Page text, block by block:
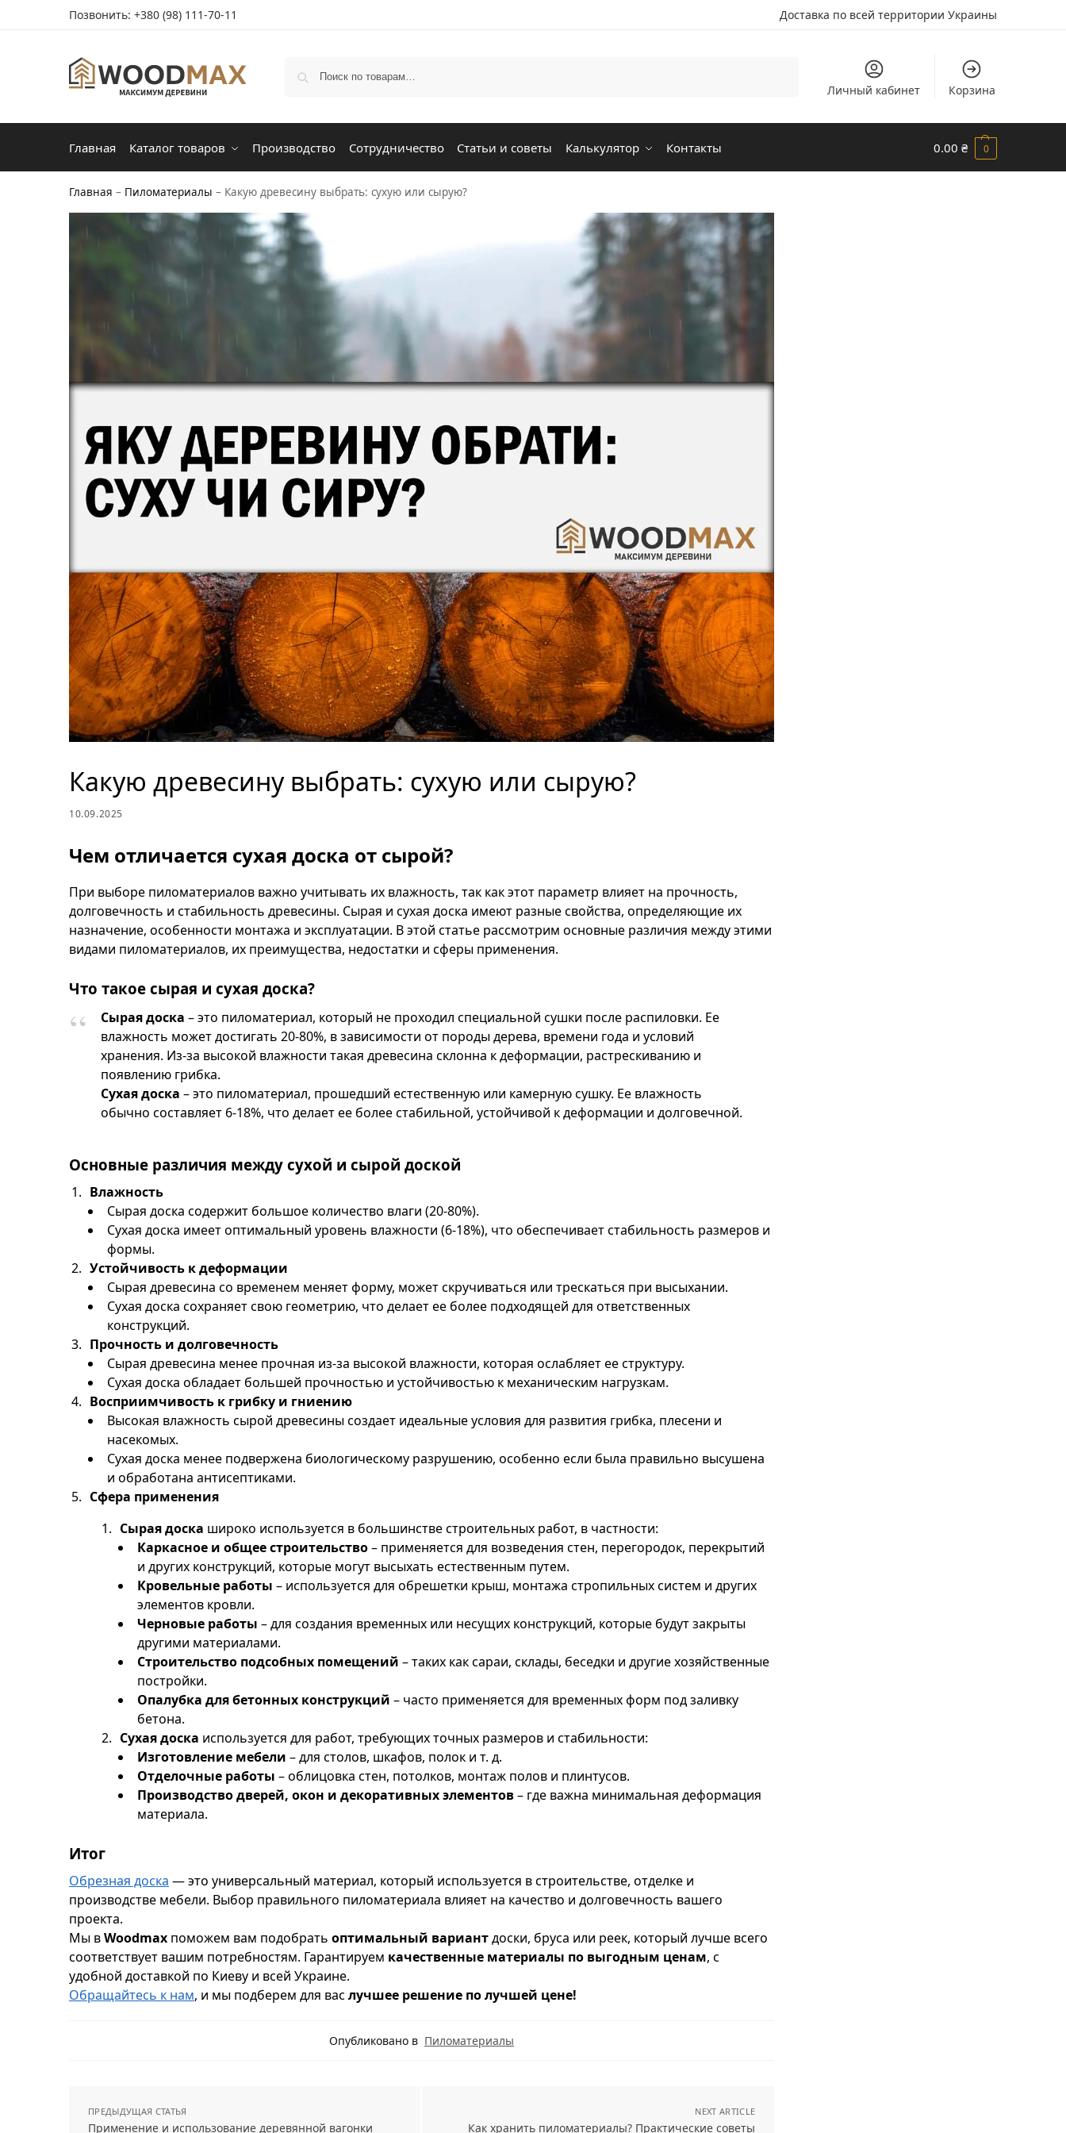
Позвонить: +380 (98) 111-70-11 Доставка по всей территории Украины
Личный кабинет Корзина
Главная Каталог товаров Производство Сотрудничество Статьи и советы Калькулятор Контакты 0.00 ₴ 0
Главная – Пиломатериалы – Какую древесину выбрать: сухую или сырую?
Какую древесину выбрать: сухую или сырую?
10.09.2025
Чем отличается сухая доска от сырой?
При выборе пиломатериалов важно учитывать их влажность, так как этот параметр влияет на прочность,
долговечность и стабильность древесины. Сырая и сухая доска имеют разные свойства, определяющие их
назначение, особенности монтажа и эксплуатации. В этой статье рассмотрим основные различия между этими
видами пиломатериалов, их преимущества, недостатки и сферы применения.
Что такое сырая и сухая доска?
Сырая доска – это пиломатериал, который не проходил специальной сушки после распиловки. Ее
влажность может достигать 20-80%, в зависимости от породы дерева, времени года и условий
хранения. Из-за высокой влажности такая древесина склонна к деформации, растрескиванию и
появлению грибка.
Сухая доска – это пиломатериал, прошедший естественную или камерную сушку. Ее влажность
обычно составляет 6-18%, что делает ее более стабильной, устойчивой к деформации и долговечной.
Основные различия между сухой и сырой доской
Влажность
Сырая доска содержит большое количество влаги (20-80%).
Сухая доска имеет оптимальный уровень влажности (6-18%), что обеспечивает стабильность размеров и
формы.
Устойчивость к деформации
Сырая древесина со временем меняет форму, может скручиваться или трескаться при высыхании.
Сухая доска сохраняет свою геометрию, что делает ее более подходящей для ответственных
конструкций.
Прочность и долговечность
Сырая древесина менее прочная из-за высокой влажности, которая ослабляет ее структуру.
Сухая доска обладает большей прочностью и устойчивостью к механическим нагрузкам.
Восприимчивость к грибку и гниению
Высокая влажность сырой древесины создает идеальные условия для развития грибка, плесени и
насекомых.
Сухая доска менее подвержена биологическому разрушению, особенно если была правильно высушена
и обработана антисептиками.
Сфера применения
Сырая доска широко используется в большинстве строительных работ, в частности:
Каркасное и общее строительство– применяется для возведения стен, перегородок, перекрытий
и других конструкций, которые могут высыхать естественным путем.
Кровельные работы – используется для обрешетки крыш, монтажа стропильных систем и других
элементов кровли.
Черновые работы – для создания временных или несущих конструкций, которые будут закрыты
другими материалами.
Строительство подсобных помещений – таких как сараи, склады, беседки и другие хозяйственные
постройки.
Опалубка для бетонных конструкций – часто применяется для временных форм под заливку
бетона.
Сухая доска используется для работ, требующих точных размеров и стабильности:
Изготовление мебели – для столов, шкафов, полок и т. д.
Отделочные работы – облицовка стен, потолков, монтаж полов и плинтусов.
Производство дверей, окон и декоративных элементов– где важна минимальная деформация
материала.
Итог
Обрезная доска — это универсальный материал, который используется в строительстве, отделке и
производстве мебели. Выбор правильного пиломатериала влияет на качество и долговечность вашего
проекта.
Мы вWoodmax поможем вам подобрать оптимальный вариантдоски, бруса или реек, который лучше всего
соответствует вашим потребностям. Гарантируем качественные материалы по выгодным ценам, с
удобной доставкой по Киеву и всей Украине.
Обращайтесь к нам, и мы подберем для вас лучшее решение по лучшей цене!
Опубликовано в Пиломатериалы
ПРЕДЫДУЩАЯ СТАТЬЯ
Применение и использование деревянной вагонки
NEXT ARTICLE
Как хранить пиломатериалы? Практические советы